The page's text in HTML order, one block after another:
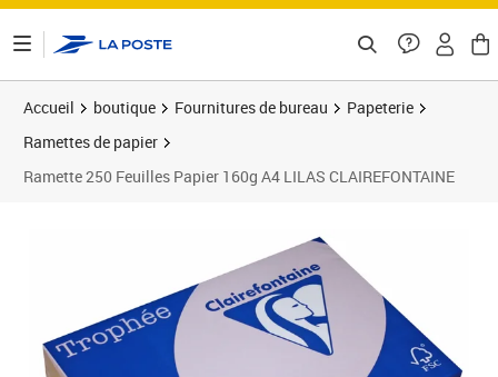
Accueil boutique Fournitures de bureau
Papeterie
Ramettes de papier
Ramette 250 Feuilles Papier 160g A4 LILAS CLAIREFONTAINE